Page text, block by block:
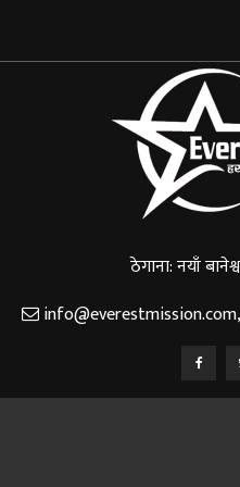
ठेगाना: नयाँ
info@everestmission.com,